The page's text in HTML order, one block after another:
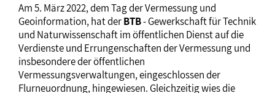
Am 5. März 2022, dem Tag der Vermessung und
Geoinformation, hat derBTB- Gewerkschaft für Technik
und Naturwissenschaft im öffentlichen Dienst auf die
Verdienste und Errungenschaften der Vermessung und
insbesondere der öffentlichen
Vermessungsverwaltungen, eingeschlossen der
Flurneuordnung, hingewiesen. Gleichzeitig wies die